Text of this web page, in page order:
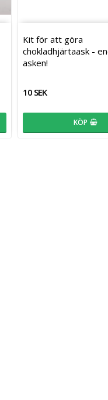
Kit för att göra
chokladhjärtaask -
asken!
10 SEK
KÖP